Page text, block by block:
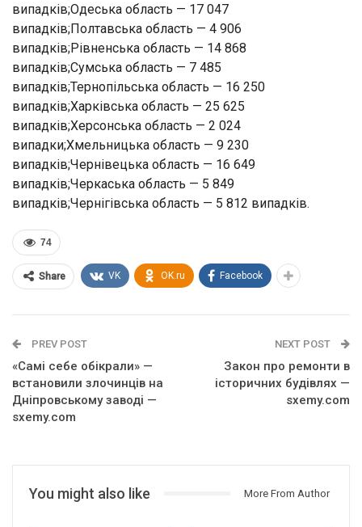
випадків;Одеська область — 17 047
випадків;Полтавська область — 4 906
випадків;Рівненська область — 14 868
випадків;Сумська область — 7 485
випадків;Тернопільська область — 16 250
випадків;Харківська область — 25 625
випадків;Херсонська область — 2 024
випадки;Хмельницька область — 9 230
випадків;Чернівецька область — 16 649
випадків;Черкаська область — 5 849
випадків;Чернігівська область — 5 812 випадків.
74
Share VK OK.ru Facebook
PREV POST
«Самі себе обікрали» —
встановили злочинців на
Дніпровському заводі —
sxemy.com
NEXT POST
Закон про ремонти в
історичних будівлях —
sxemy.com
You might also like More From Author